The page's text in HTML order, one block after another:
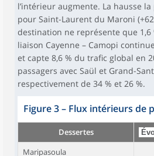
l’intérieur augmente. La hausse
pour Saint-Laurent du Maroni
destination ne représente que 1,6
liaison Cayenne – Camopi
et capte 8,6 % du trafic global en
passagers avec Saül et Grand-
respectivement de 34 % et 26 %.
Figure 3– Flux intérieurs de
Dessertes
Maripasoula